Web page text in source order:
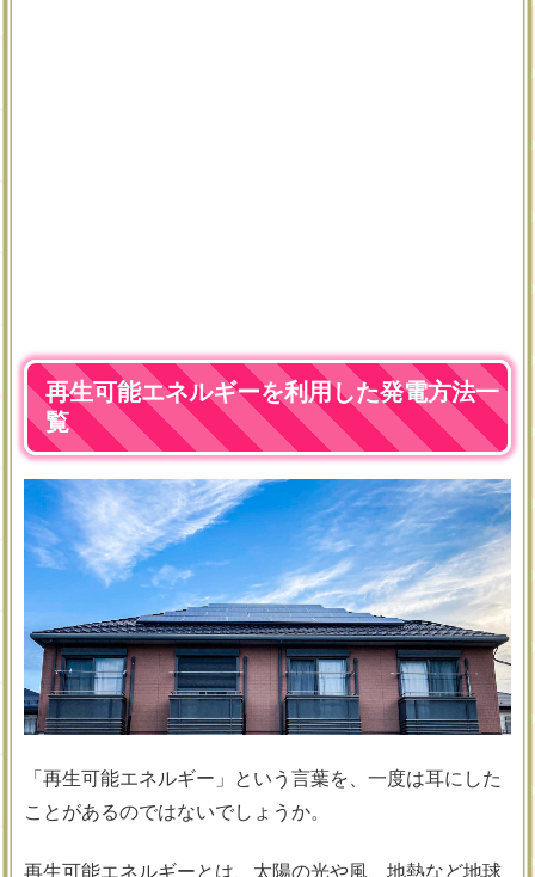
再生可能エネルギーを利用した発電方法一
覧
「再生可能エネルギー」という言葉を、一度は耳にした
ことがあるのではないでしょうか。
再生可能エネルギーとは、太陽の光や風、地熱など地球